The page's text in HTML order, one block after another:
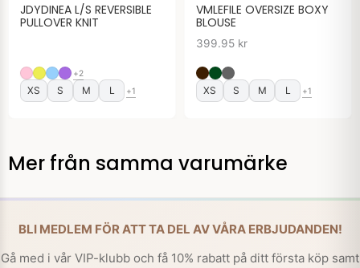
JDYDINEA L/S REVERSIBLE
PULLOVER KNIT
+2
XS S M L +1
VMLEFILE OVERSIZE BOXY
BLOUSE
399.95 kr
XS S M L +1
Mer från samma varumärke
BLI MEDLEM FÖR ATT TA DEL AV VÅRA ERBJUDANDEN!
Gå med i vår VIP-klubb och få 10% rabatt på ditt första köp samt